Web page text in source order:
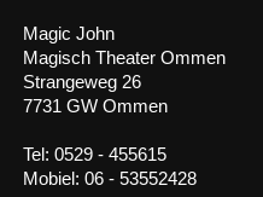
Magic John
Magisch Theater Ommen
Strangeweg 26
7731 GW Ommen
Tel: 0529 - 455615
Mobiel: 06 - 53552428